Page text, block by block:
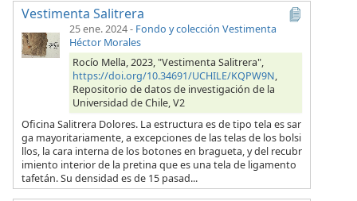
Vestimenta Salitrera
25 ene. 2024- Fondo y colección Vestimenta
Héctor Morales
Rocío Mella, 2023, "Vestimenta Salitrera",
https://doi.org/10.34691/UCHILE/KQPW9N,
Repositorio de datos de investigación de la
Universidad de Chile, V2
Oficina Salitrera Dolores. La estructura es de tipo tela es sar
ga mayoritariamente, a excepciones de las telas de los bolsi
llos, la cara interna de los botones en bragueta, y del recubr
imiento interior de la pretina que es una tela de ligamento
tafetán. Su densidad es de 15 pasad...